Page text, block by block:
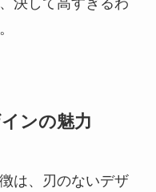
ンの魅力
は、刃のないデザ